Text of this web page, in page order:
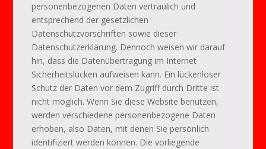
personenbezogenen Daten vertraulich und
entsprechend der gesetzlichen
Datenschutzvorschriften sowie dieser
Datenschutzerklärung. Dennoch weisen wir darauf
hin, dass die Datenübertragung im Internet
Sicherheitslücken aufweisen kann. Ein lückenloser
Schutz der Daten vor dem Zugriff durch Dritte ist
nicht möglich. Wenn Sie diese Website benutzen,
werden verschiedene personenbezogene Daten
erhoben, also Daten, mit denen Sie persönlich
identifiziert werden können. Die vorliegende